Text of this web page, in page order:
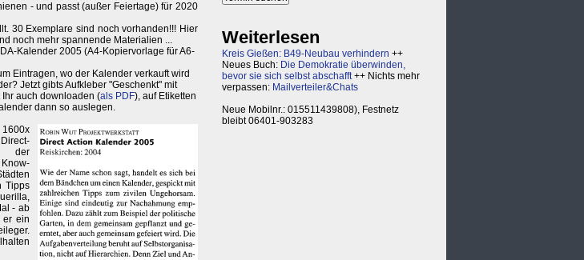
- und passt (außer Feiertage) für 2020
30 Exemplare sind noch vorhanden!!! Hier
noch mehr spannende Materialien ...
Kalender 2005 (A4-Kopiervorlage für A6-
Eintragen, wo der Kalender verkauft wird
Jetzt gibts Aufkleber "Geschenkt" mit
auch downloaden (als PDF), auf Etiketten
dann so auslegen.
der
Tipps
- ab
er ein
Weiterlesen
Kreis Gießen: B49-Neubau verhindern ++
Neues Buch: Die Demokratie überwinden,
bevor sie sich selbst abschafft++ Nichts mehr
verpassen: Mailverteiler&Chats
Neue Mobilnr.: 015511439808), Festnetz
bleibt 06401-903283